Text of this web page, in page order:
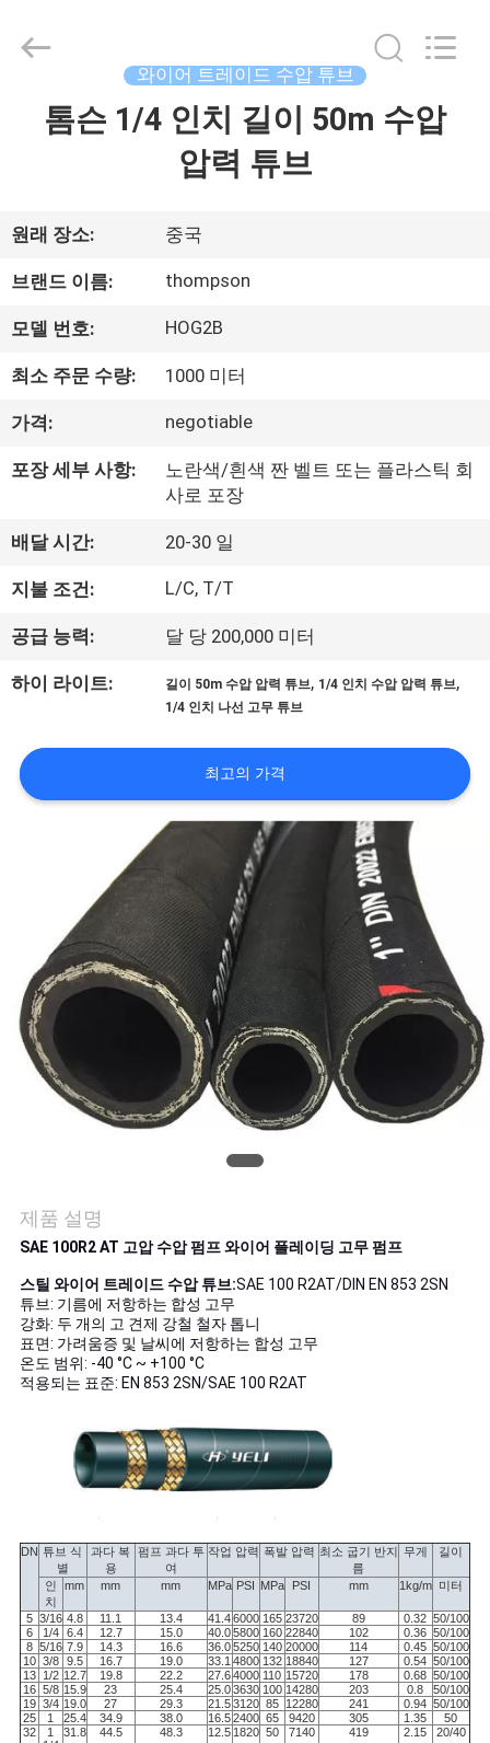
품
회
사
공
견
학
질
의
하
기
회
를
요
사
이
트
Technology
(Hebei)
와이어 트레이드 수압 튜브
톰슨 1/4 인치 길이 50m 수압
압력 튜브
원래 장소: 중국
브랜드 이름: thompson
모델 번호: HOG2B
최소 주문 수량: 1000 미터
가격: negotiable
포장 세부 사항:
노란색/흰색 짠 벨트 또는 플라스틱 회
사로 포장
배달 시간: 20-30 일
지불 조건: L/C, T/T
공급 능력: 달 당 200,000 미터
하이 라이트: 길이 50m 수압 압력 튜브, 1/4 인치 수압 압력 튜브,
1/4 인치 나선 고무 튜브
최고의 가격
제품 설명
SAE 100R2 AT 고압 수압 펌프 와이어 플레이딩 고무 펌프
스틸 와이어 트레이드 수압 튜브:SAE 100 R2AT/DIN EN 853 2SN
튜브: 기름에 저항하는 합성 고무
강화: 두 개의 고 견제 강철 철자 톱니
표면: 가려움증 및 날씨에 저항하는 합성 고무
온도 범위: -40 °C ~ +100 °C
적용되는 표준: EN 853 2SN/SAE 100 R2AT
DN 튜브 식
별
과다 복
용
펌프 과다 투
여
작업 압력 폭발 압력 최소 굽기 반지
름
무게 길이
인
치
mm mm mm MPa PSI MPa PSI mm 1kg/m 미터
5 3/16 4.8 11.1 13.4 41.46000 165 23720 89 0.32 50/100
6
1/4 6.4 12.7 15.0 40.05800 160 22840 102 0.36 50/100
8 5/16 7.9 14.3 16.6 36.05250 140 20000 114 0.45 50/100
10 3/8 9.5 16.7 19.0 33.1 4800 132 18840 127 0.54 50/100
13 1/2 12.7 19.8 22.2 27.64000 110 15720 178 0.68 50/100
16 5/8 15.9 23 25.4 25.03630 100 14280 203 0.8
50/100
19 3/4 19.0 27 29.3 21.53120 85 12280 241 0.94 50/100
25
1 25.4 34.9 38.0 16.52400 65 9420 305 1.35
50
32
1
31.8 44.5 48.3 12.5 1820 50 7140 419 2.15 20/40